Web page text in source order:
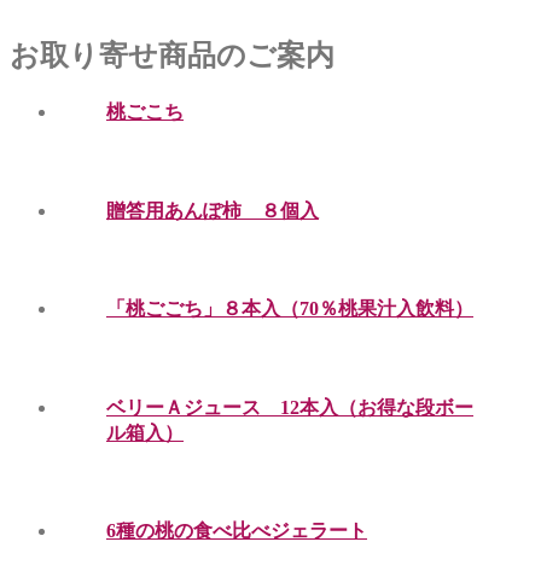
お取り寄せ商品のご案内
桃ごこち
贈答用あんぽ柿 ８個入
「桃ごごち」８本入（70％桃果汁入飲料）
ベリーＡジュース 12本入（お得な段ボー
ル箱入）
6種の桃の食べ比べジェラート